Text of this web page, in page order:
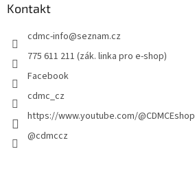
k
y
i
Kontakt
cdmc-info@seznam.cz
775 611 211 (zák. linka pro e-shop)
Facebook
cdmc_cz
https://www.youtube.com/@CDMCEshop
@cdmccz